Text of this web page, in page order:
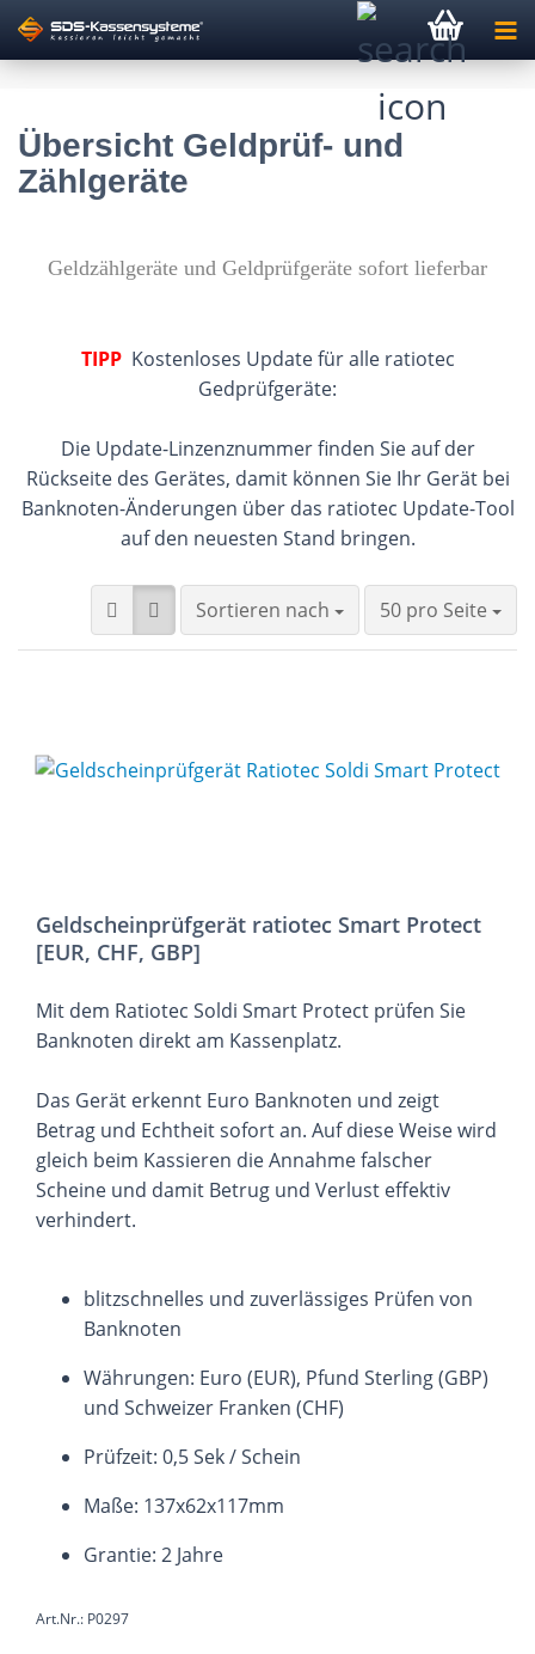
Übersicht Geldprüf- und
Zählgeräte
Geldzählgeräte und Geldprüfgeräte sofort lieferbar
TIPP Kostenloses Update für alle ratiotec
Gedprüfgeräte:
Die Update-Linzenznummer finden Sie auf der
Rückseite des Gerätes, damit können Sie Ihr Gerät bei
Banknoten-Änderungen über das ratiotec Update-Tool
auf den neuesten Stand bringen.
Sortieren nach
Sortieren nach 50 pro Seite
pro Seite
Geldscheinprüfgerät ratiotec Smart Protect
[EUR, CHF, GBP]
Mit dem Ratiotec Soldi Smart Protect prüfen Sie
Banknoten direkt am Kassenplatz.
Das Gerät erkennt Euro Banknoten und zeigt
Betrag und Echtheit sofort an. Auf diese Weise wird
gleich beim Kassieren die Annahme falscher
Scheine und damit Betrug und Verlust effektiv
verhindert.
blitzschnelles und zuverlässiges Prüfen von
Banknoten
Währungen: Euro (EUR), Pfund Sterling (GBP)
und Schweizer Franken (CHF)
Prüfzeit: 0,5 Sek / Schein
Maße: 137x62x117mm
Grantie: 2 Jahre
Art.Nr.: P0297